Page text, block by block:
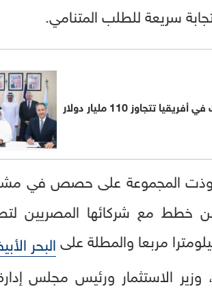
سريعة للطلب المتنامي.
تتجاوز 110 مليار دولار
المجموعة على حصص في
خطط مع شركائها المصريين
البحر
الاستثمار ورئيس مجلس